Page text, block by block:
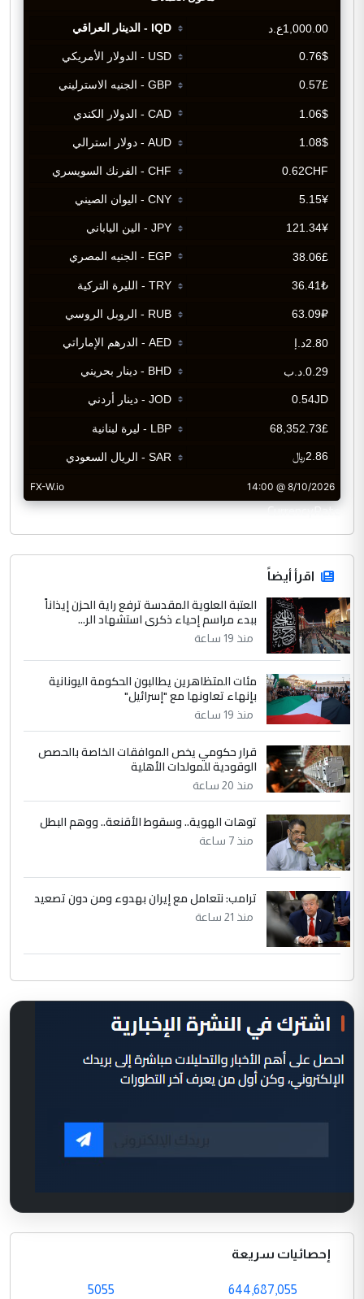
CurrencyRate
اقرأ أيضاً
العتبة العلوية المقدسة ترفع راية الحزن إيذاناً
ببدء مراسم إحياء ذكرى استشهاد الر...
منذ 19 ساعة
مئات المتظاهرين يطالبون الحكومة اليونانية
بإنهاء تعاونها مع "إسرائيل"
منذ 19 ساعة
قرار حكومي يخص الموافقات الخاصة بالحصص
الوقودية للمولدات الأهلية
منذ 20 ساعة
توهات الهوية.. وسقوط الأقنعة.. ووهم البطل
منذ 7 ساعة
ترامب: نتعامل مع إيران بهدوء ومن دون تصعيد
منذ 21 ساعة
إحصائيات سريعة
644,687,055
5055